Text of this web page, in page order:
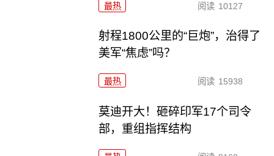
最热 阅读 10127
射程1800公里的“巨炮”，治得了
美军“焦虑”吗？
最热 阅读 15938
莫迪开大！砸碎印军17个司令
部，重组指挥结构